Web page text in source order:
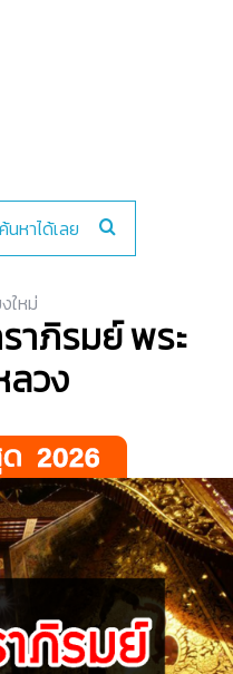
ใหม่
าภิรมย์ พระ
ลวง